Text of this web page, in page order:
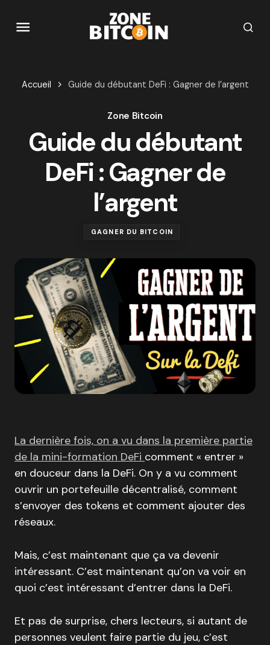
Accueil Guide du débutant DeFi : Gagner de l’argent
Zone Bitcoin
Guide du débutant
DeFi : Gagner de
l’argent
GAGNER DU BITCOIN
La dernière fois, on a vu dans la première partie
de la mini-formation DeFi comment « entrer »
en douceur dans la DeFi. On y a vu comment
ouvrir un portefeuille décentralisé, comment
s’envoyer des tokens et comment ajouter des
réseaux.
Mais, c’est maintenant que ça va devenir
intéressant. C’est maintenant qu’on va voir en
quoi c’est intéressant d’entrer dans la DeFi.
Et pas de surprise, chers lecteurs, si autant de
personnes veulent faire partie du jeu, c’est